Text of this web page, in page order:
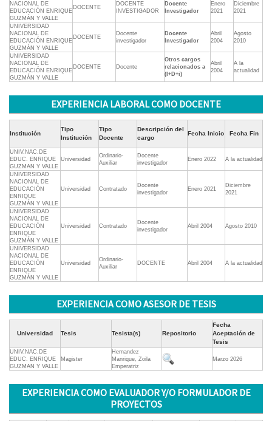
NACIONAL DE
EDUCACIÓN ENRIQUE
GUZMÁN Y VALLE
DOCENTE
DOCENTE
INVESTIGADOR
Docente
Investigador
Enero
2021
Diciembre
2021
UNIVERSIDAD
NACIONAL DE
EDUCACIÓN ENRIQUE
GUZMÁN Y VALLE
DOCENTE
Docente
investigador
Docente
Investigador
Abril
2004
Agosto
2010
UNIVERSIDAD
NACIONAL DE
EDUCACIÓN ENRIQUE
GUZMÁN Y VALLE
DOCENTE Docente
Otros cargos
relacionados a
(I+D+i)
Abril
2004
A la
actualidad
EXPERIENCIA LABORAL COMO DOCENTE
Institución
Tipo
Institución
Tipo
Docente
Descripción del
cargo
Fecha Inicio Fecha Fin
UNIV.NAC.DE
EDUC. ENRIQUE
GUZMAN Y VALLE
Universidad
Ordinario-
Auxiliar
Docente
investigador
Enero 2022 A la actualidad
UNIVERSIDAD
NACIONAL DE
EDUCACIÓN
ENRIQUE
GUZMÁN Y VALLE
Universidad Contratado
Docente
investigador
Enero 2021
Diciembre
2021
UNIVERSIDAD
NACIONAL DE
EDUCACIÓN
ENRIQUE
GUZMÁN Y VALLE
Universidad Contratado
Docente
investigador
Abril 2004 Agosto 2010
UNIVERSIDAD
NACIONAL DE
EDUCACIÓN
ENRIQUE
GUZMÁN Y VALLE
Universidad
Ordinario-
Auxiliar
DOCENTE Abril 2004 A la actualidad
EXPERIENCIA COMO ASESOR DE TESIS
Universidad Tesis Tesista(s) Repositorio
Fecha
Aceptación de
Tesis
UNIV.NAC.DE
EDUC. ENRIQUE
GUZMAN Y VALLE
Magister
Hernandez
Manrique, Zoila
Emperatriz
Marzo 2026
EXPERIENCIA COMO EVALUADOR Y/O FORMULADOR DE
PROYECTOS